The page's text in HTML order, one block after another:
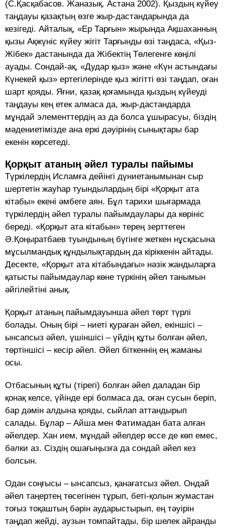
(С.Қасқабасов. Жаназық. Астана 2002). Қыздың күйеу
таңдауы қазақтың өзге жыр-дастандарында да
кезігеді. Айталық, «Ер Тарғын» жырында Ақшаханның
қызы Ақжүніс күйеу жігіт Тарғынды өзі таңдаса, «Қыз-
Жібек» дастанында да Жібектің Төлегенге көңілі
ауады. Сондай-ақ, «Дудар қыз» және «Күн астындағы
Күнекей қыз» ертегілерінде қыз жігітті өзі таңдап, оған
шарт қояды. Яғни, қазақ қоғамында қыздың күйеуді
таңдауы кең етек алмаса да, жыр-дастандарда
мұндай элементтердің аз да болса ұшырасуы, біздің
мәдениетімізде ана еркі дәуірінің сынықтары бар
екенін көрсетеді.
Қорқыт атаның әйел туралы пайымы
Түркілердің Исламға дейінгі дүниетанымынан сыр
шертетін жауһар туындылардың бірі «Қорқыт ата
кітабы» екені әмбеге аян. Бұл тарихи шығармада
түркілердің әйел туралы пайымдаулары да көрініс
береді. «Қорқыт ата кітабын» терең зерттеген
Ә.Қоңыратбаев туындының бүгінге жеткен нұсқасына
мұсылмандық құндылықтардың да кіріккенін айтады.
Десекте, «Қорқыт ата кітабындағы» нәзік жандыларға
қатысты пайымдаулар көне түркінің әйел танымын
әйгілейтіні анық.
Қорқыт атаның пайымдауынша әйел төрт түрлі
болады. Оның бірі – ниеті қураған әйел, екіншісі –
ынсапсыз әйел, үшіншісі – үйдің құты болған әйел,
төртіншісі – кесір әйел. Әйел біткеннің ең жаманы
осы.
Отбасының құты (тірегі) болған әйел даладан бір
қонақ келсе, үйінде ері болмаса да, оған сусын беріп,
бар дәмін алдына қояды, сыйлап аттандырып
салады. Бұлар – Айша мен Фатимадан бата алған
әйелдер. Хан ием, мұндай әйелдер өссе де көп емес,
бәлки аз. Сіздің ошағыңызға да сондай әйел кез
болсын.
Одан соңғысы – ынсапсыз, қанағатсыз әйел. Ондай
әйел таңертең төсегінен тұрып, беті-қолын жумастан
тоғыз тоқаштың бәрін аударыстырып, ең тәуірін
таңдап жейді, аузын томпайтады, бір шелек айранды